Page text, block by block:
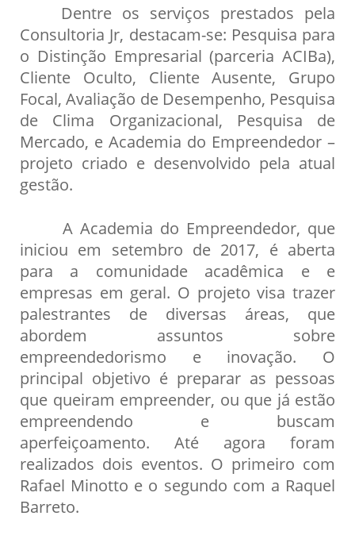
Dentre os serviços prestados pela
Consultoria Jr, destacam-se: Pesquisa para
o Distinção Empresarial (parceria ACIBa),
Cliente Oculto, Cliente Ausente, Grupo
Focal, Avaliação de Desempenho, Pesquisa
de Clima Organizacional, Pesquisa de
Mercado, e Academia do Empreendedor –
projeto criado e desenvolvido pela atual
gestão.
A Academia do Empreendedor, que
iniciou em setembro de 2017, é aberta
para a comunidade acadêmica e e
empresas em geral. O projeto visa trazer
palestrantes de diversas áreas, que
abordem assuntos sobre
empreendedorismo e inovação. O
principal objetivo é preparar as pessoas
que queiram empreender, ou que já estão
empreendendo e buscam
aperfeiçoamento. Até agora foram
realizados dois eventos. O primeiro com
Rafael Minotto e o segundo com a Raquel
Barreto.